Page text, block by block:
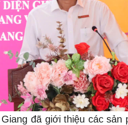
đã giới thiệu các sản